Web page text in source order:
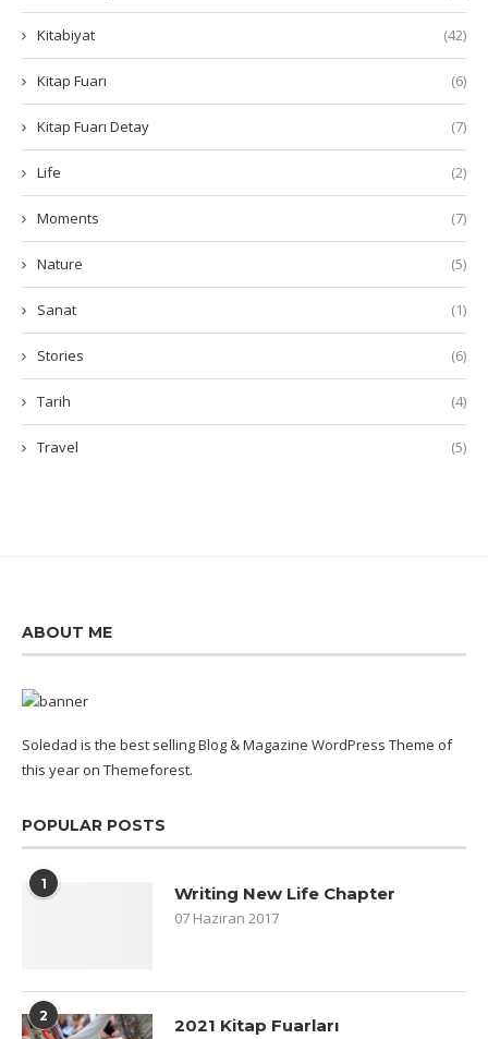
Kitabiyat (42)
Kitap Fuarı (6)
Kitap Fuarı Detay (7)
Life (2)
Moments (7)
Nature (5)
Sanat (1)
Stories (6)
Tarih (4)
Travel (5)
ABOUT ME
Soledad is the best selling Blog & Magazine WordPress Theme of
this year on Themeforest.
POPULAR POSTS
1 Writing New Life Chapter
07 Haziran 2017
2 2021 Kitap Fuarları